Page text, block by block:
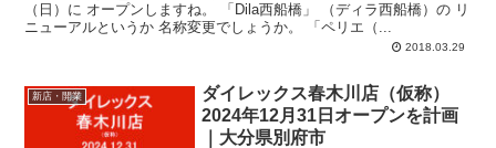
（日）に オープンしますね。 「Dila西船橋」 （ディラ西船橋）の リ
ニューアルというか 名称変更でしょうか。 「ペリエ（...
2018.03.29
新店・開業
ダイレックス春木川店（仮称）
2024年12月31日オープンを計画
｜大分県別府市